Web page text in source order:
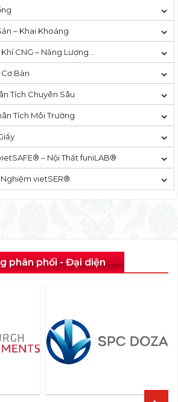
– Khai Khoáng
CNG – Năng Lượng…
Bản
Tích Chuyên Sâu
Tích Môi Trường
– Nội Thất funiLAB®
vietSER®
phân phối - Đại diện